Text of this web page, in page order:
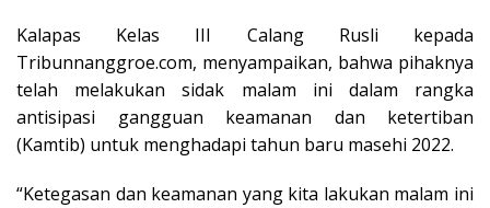
Kalapas Kelas III Calang Rusli kepada
Tribunnanggroe.com, menyampaikan, bahwa pihaknya
telah melakukan sidak malam ini dalam rangka
antisipasi gangguan keamanan dan ketertiban
(Kamtib) untuk menghadapi tahun baru masehi 2022.
“Ketegasan dan keamanan yang kita lakukan malam ini